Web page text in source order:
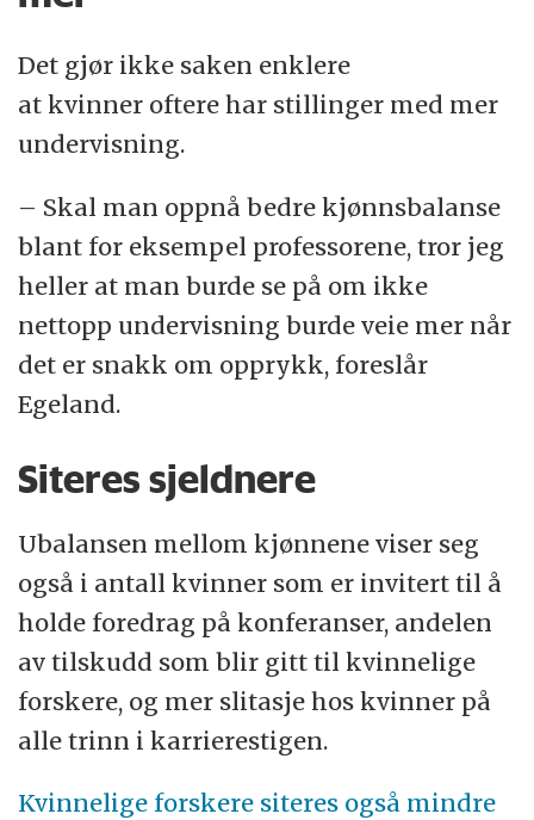
Det gjør ikke saken enklere
at kvinner oftere har stillinger med mer
undervisning.
– Skal man oppnå bedre kjønnsbalanse
blant for eksempel professorene, tror jeg
heller at man burde se på om ikke
nettopp undervisning burde veie mer når
det er snakk om opprykk, foreslår
Egeland.
Siteres sjeldnere
Ubalansen mellom kjønnene viser seg
også i antall kvinner som er invitert til å
holde foredrag på konferanser, andelen
av tilskudd som blir gitt til kvinnelige
forskere, og mer slitasje hos kvinner på
alle trinn i karrierestigen.
Kvinnelige forskere siteres også mindre